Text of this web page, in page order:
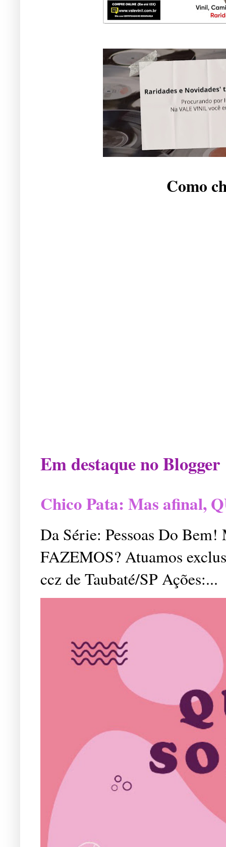
Como
Em destaque no Blogger
Chico Pata: Mas afinal,
Da Série: Pessoas Do
FAZEMOS? Atuamos
ccz de Taubaté/SP Ações:...